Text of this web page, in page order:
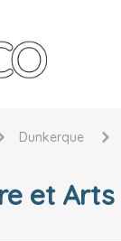
Salons,
Dunkerque
et